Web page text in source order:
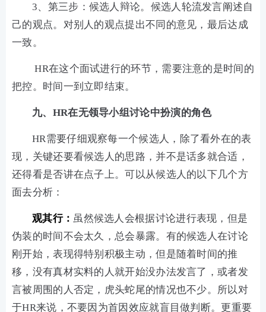
3、第三步：候选人辩论。候选人轮流发言阐述自
己的观点。对别人的观点提出不同的意见，最后达成
一致。
HR在这个面试进行的环节，需要注意的是时间的
把控。时间一到立即结束。
九、HR在无领导小组讨论中扮演的角色
HR需要仔细观察每一个候选人，除了看外在的表
现，关键还要看候选人的思路，并不是话多就合适，
还得看是否讲在点子上。可以从候选人的以下几个方
面去分析：
观其行：虽然候选人会根据讨论进行表现，但是
伪装的时间不会太久，总会暴露。有的候选人在讨论
刚开始，表现得特别积极主动，但是随着时间的推
移，没有真材实料的人就开始没办法发言了，或者发
言被周围的人否定，虎头蛇尾的情况也不少。所以对
于HR来说，不要因为首因效应就盲目做判断。更重要